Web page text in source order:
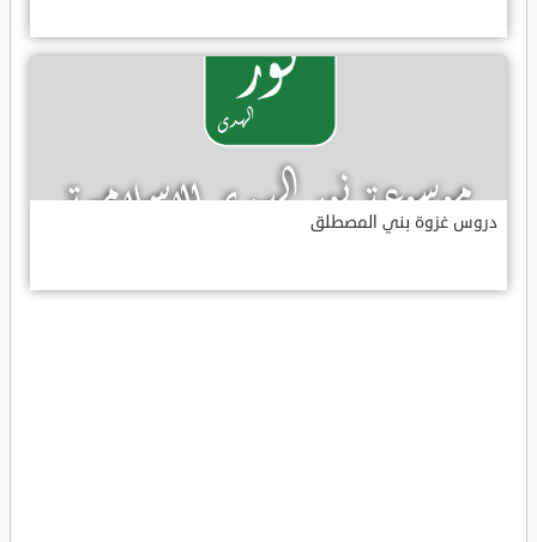
دروس غزوة بني المصطلق